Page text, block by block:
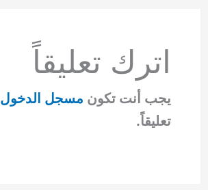
اترك تعليقاً
يجب أنت تكون مسجل الدخول
تعليقاً.